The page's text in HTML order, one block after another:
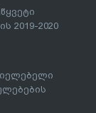
2019-2020